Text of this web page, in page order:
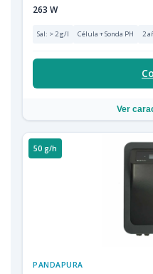
263 W
Sal: > 2 g/l Célula + Sonda PH 2
Ver
50 g/h
PANDAPURA